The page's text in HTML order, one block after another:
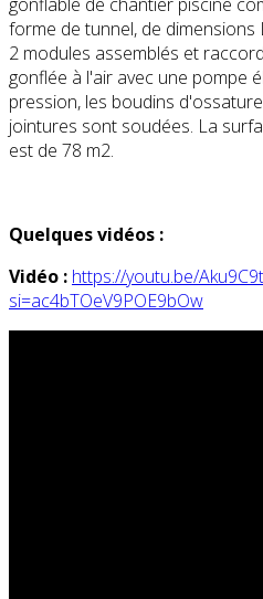
forme de tunnel, de dimensions
2 modules assemblés et
gonflée à l'air avec une pompe
pression, les boudins
jointures sont soudées. La
est de 78 m2.
Quelques vidéos :
Vidéo : https://youtu.be/
si=ac4bTOeV9POE9bOw